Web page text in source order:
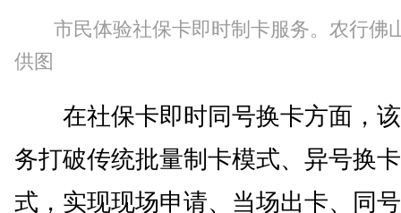
市民体验社保卡即时制卡服务。农行佛
供图
在社保卡即时同号换卡方面，
务打破传统批量制卡模式、异号换
式，实现现场申请、当场出卡、同